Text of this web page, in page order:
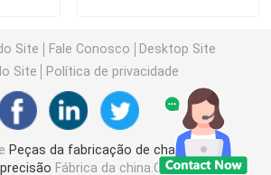
que corta as peças
do CNC
CNC
Site Fale Conosco
Desktop Site
Site
Política de privacidade
Peças da fabricação de chapa
Fábrica da china.Copyright